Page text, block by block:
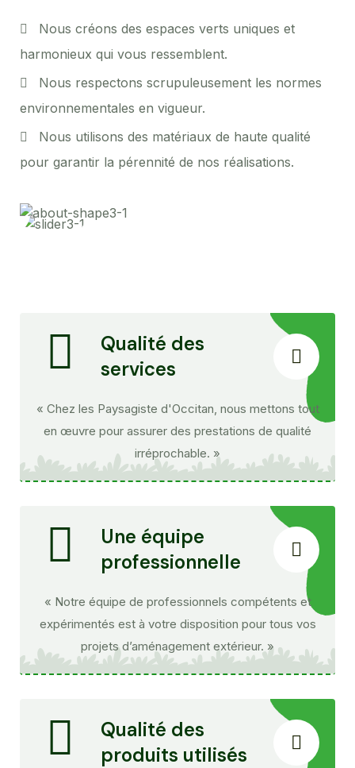
Nous créons des espaces verts uniques et
harmonieux qui vous ressemblent.
Nous respectons scrupuleusement les normes
environnementales en vigueur.
Nous utilisons des matériaux de haute qualité
pour garantir la pérennité de nos réalisations.
Qualité des
services
« Chez les Paysagiste d'Occitan, nous mettons tout
en œuvre pour assurer des prestations de qualité
irréprochable. »
Une équipe
professionnelle
« Notre équipe de professionnels compétents et
expérimentés est à votre disposition pour tous vos
projets d’aménagement extérieur. »
Qualité des
produits utilisés